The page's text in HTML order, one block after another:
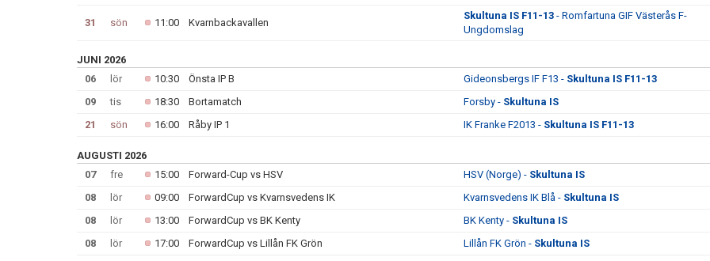
31 sön 11:00 Kvarnbackavallen
Skultuna IS F11-13 - Romfartuna GIF Västerås F-
Ungdomslag
JUNI 2026
06
lör 10:30 Önsta IP B Gideonsbergs IF F13 - Skultuna IS F11-13
09
tis 18:30 Bortamatch Forsby - Skultuna IS
21
sön 16:00 Råby IP 1 IK Franke F2013 - Skultuna IS F11-13
AUGUSTI 2026
07
fre 15:00 Forward-Cup vs HSV HSV (Norge) - Skultuna IS
08
lör 09:00 ForwardCup vs Kvarnsvedens IK Kvarnsvedens IK Blå - Skultuna IS
08
lör 13:00 ForwardCup vs BK Kenty BK Kenty - Skultuna IS
08
lör 17:00 ForwardCup vs Lillån FK Grön Lillån FK Grön - Skultuna IS